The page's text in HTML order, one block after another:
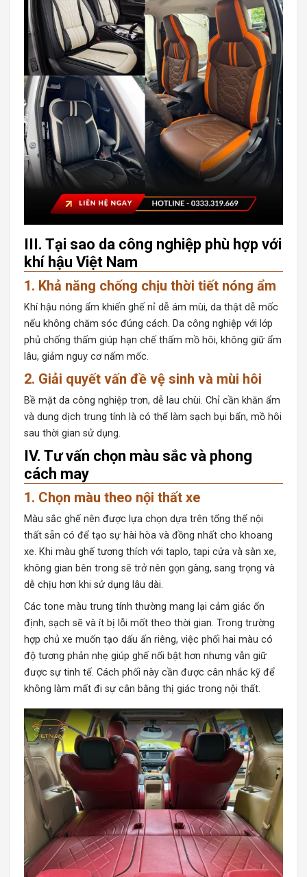
III. Tại sao da công nghiệp phù hợp với
khí hậu Việt Nam
1. Khả năng chống chịu thời tiết nóng ẩm
Khí hậu nóng ẩm khiến ghế nỉ dễ ám mùi, da thật dễ mốc
nếu không chăm sóc đúng cách. Da công nghiệp với lớp
phủ chống thấm giúp hạn chế thấm mồ hôi, không giữ ẩm
lâu, giảm nguy cơ nấm mốc.
2. Giải quyết vấn đề vệ sinh và mùi hôi
Bề mặt da công nghiệp trơn, dễ lau chùi. Chỉ cần khăn ẩm
và dung dịch trung tính là có thể làm sạch bụi bẩn, mồ hôi
sau thời gian sử dụng.
IV. Tư vấn chọn màu sắc và phong
cách may
1. Chọn màu theo nội thất xe
Màu sắc ghế nên được lựa chọn dựa trên tổng thể nội
thất sẵn có để tạo sự hài hòa và đồng nhất cho khoang
xe. Khi màu ghế tương thích với taplo, tapi cửa và sàn xe,
không gian bên trong sẽ trở nên gọn gàng, sang trọng và
dễ chịu hơn khi sử dụng lâu dài.
Các tone màu trung tính thường mang lại cảm giác ổn
định, sạch sẽ và ít bị lỗi mốt theo thời gian. Trong trường
hợp chủ xe muốn tạo dấu ấn riêng, việc phối hai màu có
độ tương phản nhẹ giúp ghế nổi bật hơn nhưng vẫn giữ
được sự tinh tế. Cách phối này cần được cân nhắc kỹ để
không làm mất đi sự cân bằng thị giác trong nội thất.